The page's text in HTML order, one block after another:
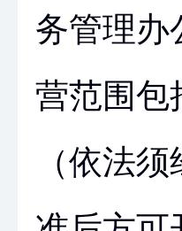
务管理办
营范围包
（依法